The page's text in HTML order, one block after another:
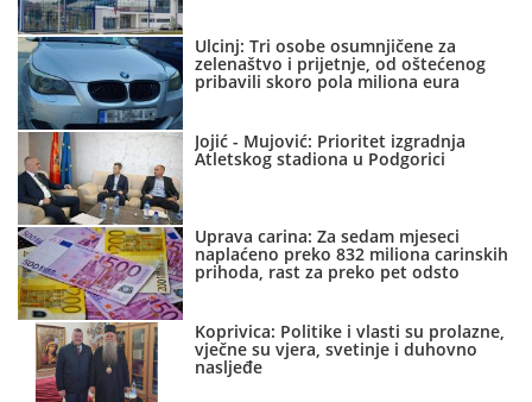
Ulcinj: Tri osobe osumnjičene za
zelenaštvo i prijetnje, od oštećenog
pribavili skoro pola miliona eura
Jojić - Mujović: Prioritet izgradnja
Atletskog stadiona u Podgorici
Uprava carina: Za sedam mjeseci
naplaćeno preko 832 miliona carinskih
prihoda, rast za preko pet odsto
Koprivica: Politike i vlasti su prolazne,
vječne su vjera, svetinje i duhovno
nasljeđe